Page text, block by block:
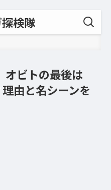
検隊
オビトの最後は
由と名シーンを